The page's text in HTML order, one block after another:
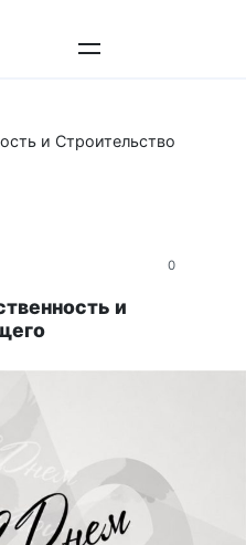
и Строительство
0
и